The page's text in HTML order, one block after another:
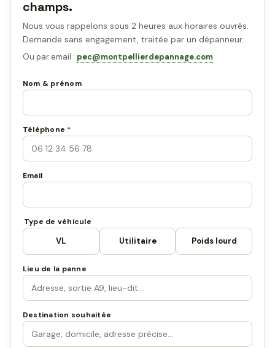
champs.
Nous vous rappelons sous 2 heures aux horaires ouvrés.
Demande sans engagement, traitée par un dépanneur.
Ou par email : pec@montpellierdepannage.com
Nom & prénom
Téléphone *
Email
Type de véhicule
VL Utilitaire Poids lourd
Lieu de la panne
Destination souhaitée